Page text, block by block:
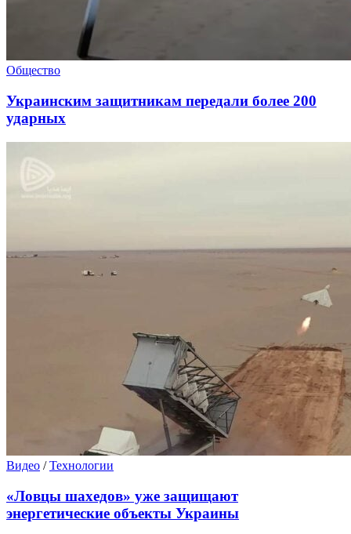
Общество
Украинским защитникам передали более 200
ударных
Видео /Технологии
«Ловцы шахедов» уже защищают
энергетические объекты Украины